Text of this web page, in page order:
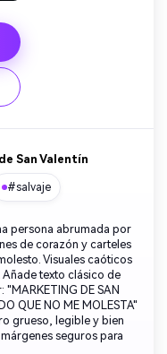
San Valentín
#salvaje
persona abrumada por
de corazón y carteles
Visuales caóticos
texto clásico de
DE SAN
QUE NO ME MOLESTA"
grueso, legible y bien
seguros para